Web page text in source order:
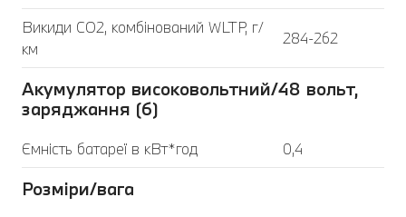
Викиди CO2, комбінований WLTP, г/
км
284-262
Акумулятор високовольтний/48 вольт,
заряджання (6)
Ємність батареї в кВт*год 0,4
Розміри/вага